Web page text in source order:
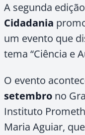
A segunda
Cidadania
um evento que
tema “Ciência e
O evento
setembro no
Instituto
Maria Aguiar,